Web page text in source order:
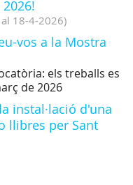
18-4-2026)
vos a la Mostra
els treballs es
de 2026
instal·lació d'una
llibres per Sant